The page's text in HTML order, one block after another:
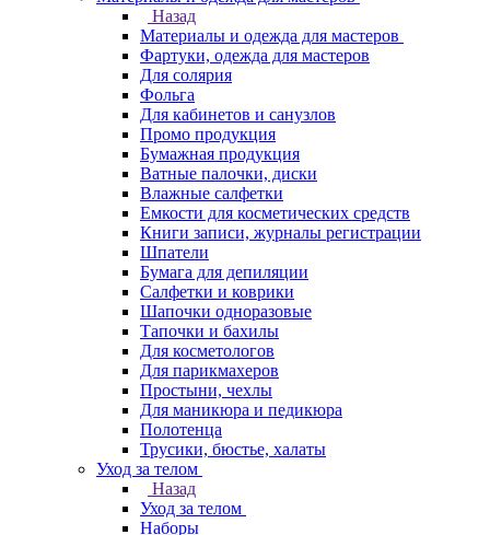
Назад
Материалы и одежда для мастеров
Фартуки, одежда для мастеров
Для солярия
Фольга
Для кабинетов и санузлов
Промо продукция
Бумажная продукция
Ватные палочки, диски
Влажные салфетки
Емкости для косметических средств
Книги записи, журналы регистрации
Шпатели
Бумага для депиляции
Салфетки и коврики
Шапочки одноразовые
Тапочки и бахилы
Для косметологов
Для парикмахеров
Простыни, чехлы
Для маникюра и педикюра
Полотенца
Трусики, бюстье, халаты
Уход за телом
Назад
Уход за телом
Наборы